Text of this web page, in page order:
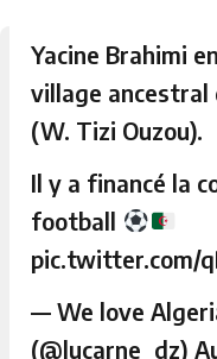
Yacine Brahimi
village
(W. Tizi Ouzou).
Il y a financé la
football
pic.twitter.com/
— We love
(@lucarne_dz)